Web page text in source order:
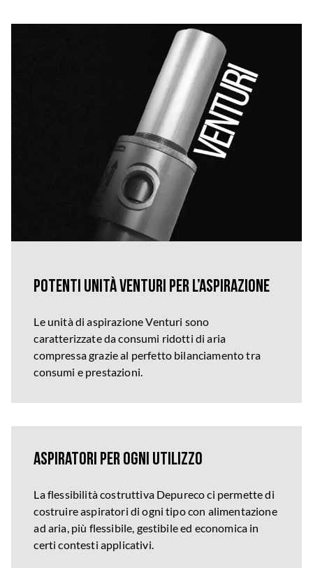
Potenti unità Venturi per l’aspirazione
Le unità di aspirazione Venturi sono
caratterizzate da consumi ridotti di aria
compressa grazie al perfetto bilanciamento tra
consumi e prestazioni.
Aspiratori per ogni utilizzo
La flessibilità costruttiva Depureco ci permette di
costruire aspiratori di ogni tipo con alimentazione
ad aria, più flessibile, gestibile ed economica in
certi contesti applicativi.